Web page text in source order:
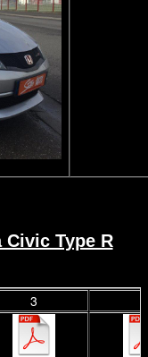
Type R
3